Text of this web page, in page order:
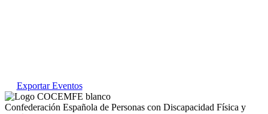
Exportar Eventos
Confederación Española de Personas con Discapacidad Física y